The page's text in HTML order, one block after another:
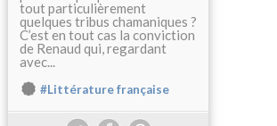
tout particulièrement
quelques tribus chamaniques ?
C’est en tout cas la conviction
de Renaud qui, regardant
avec...
#Littérature française